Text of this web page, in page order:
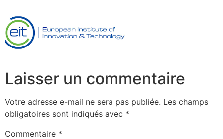
Laisser un commentaire
Votre adresse e-mail ne sera pas publiée. Les champs
obligatoires sont indiqués avec *
Commentaire *